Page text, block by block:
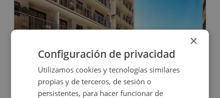
Cl Elche S/n, 03690 San Vicente Raspeig -
×
Configuración de privacidad
Utilizamos cookies y tecnologías similares
propias y de terceros, de sesión o
persistentes, para hacer funcionar de